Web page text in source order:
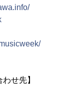
せ先】